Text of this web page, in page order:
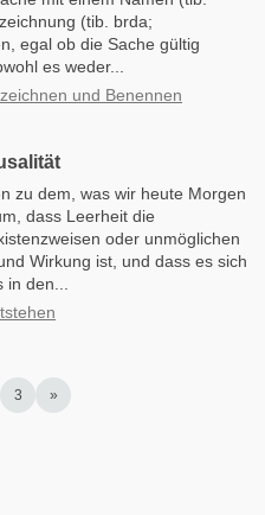
(tib. brda;
egal ob die Sache gültig
es weder...
und Benennen
zu dem, was wir heute Morgen
dass Leerheit die
oder unmöglichen
Wirkung ist, und dass es sich
den...
3 »